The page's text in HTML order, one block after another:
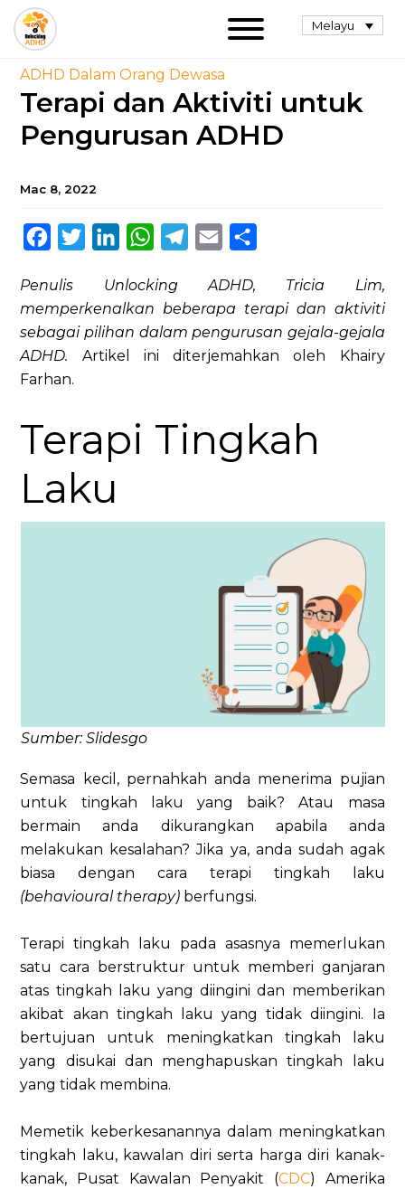
Melayu
ADHD Dalam Orang Dewasa
Terapi dan Aktiviti untuk
Pengurusan ADHD
Mac 8, 2022
FacebookTwitterLinkedInWhatsAppTelegram
Email
Penulis Unlocking ADHD, Tricia Lim,
memperkenalkan beberapa terapi dan aktiviti
sebagai pilihan dalam pengurusan gejala-gejala
ADHD. Artikel ini diterjemahkan oleh Khairy
Farhan.
Terapi Tingkah
Laku
Sumber: Slidesgo
Semasa kecil, pernahkah anda menerima pujian
untuk tingkah laku yang baik? Atau masa
bermain anda dikurangkan apabila anda
melakukan kesalahan? Jika ya, anda sudah agak
biasa dengan cara terapi tingkah laku
(behavioural therapy) berfungsi.
Terapi tingkah laku pada asasnya memerlukan
satu cara berstruktur untuk memberi ganjaran
atas tingkah laku yang diingini dan memberikan
akibat akan tingkah laku yang tidak diingini. Ia
bertujuan untuk meningkatkan tingkah laku
yang disukai dan menghapuskan tingkah laku
yang tidak membina.
Memetik keberkesanannya dalam meningkatkan
tingkah laku, kawalan diri serta harga diri kanak-
kanak, Pusat Kawalan Penyakit (CDC) Amerika